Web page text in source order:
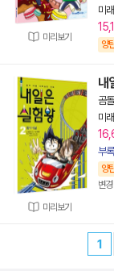
미리보기
미
양
미리보기
내
곰
미
부
양
변경
1